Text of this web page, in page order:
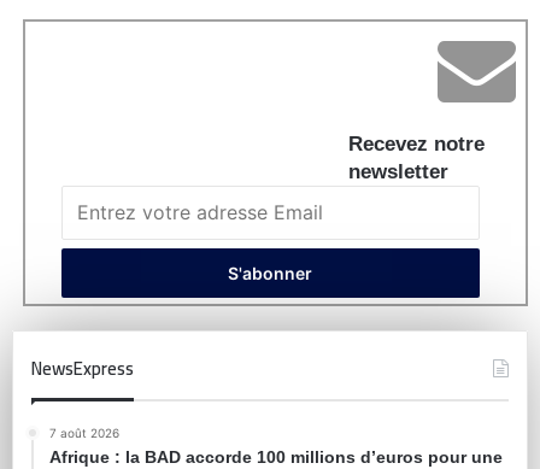
Recevez notre
newsletter
NewsExpress
7 août 2026
Afrique : la BAD accorde 100 millions d’euros pour une